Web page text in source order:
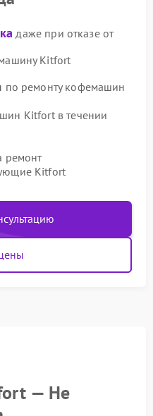
даже при отказе от
Kitfort
по ремонту кофемашин
Kitfort в течении
ремонт
Kitfort
— Не